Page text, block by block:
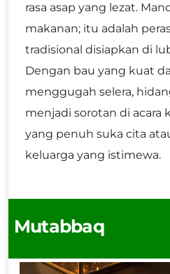
rasa asap yang lezat.
makanan; itu adalah
tradisional disiapkan di
Dengan bau yang kuat
menggugah selera,
menjadi sorotan di
yang penuh suka cita
keluarga yang istimewa.
Mutabbaq